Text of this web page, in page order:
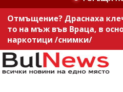
Отмъщение? Драснаха
то на мъж във Враца, в
наркотици /снимки/